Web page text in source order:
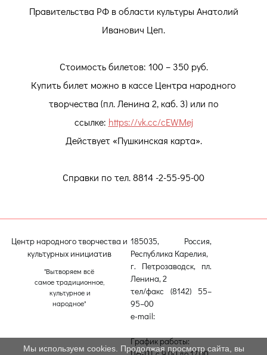
Правительства РФ в области культуры Анатолий
Иванович Цеп.
Стоимость билетов: 100 – 350 руб.
Купить билет можно в кассе Центра народного
творчества (пл. Ленина 2, каб. 3) или по
ссылке: https://vk.cc/cEWMej
Действует «Пушкинская карта».
Справки по тел. 8814 -2-55-95-00
Центр народного творчества и
культурных инициатив
"Вытворяем всё
самое традиционное,
культурное и
народное"
185035, Россия,
Республика Карелия,
г. Петрозаводск, пл.
Ленина, 2
тел/факс (8142) 55–
95–00
e-mail:
График работы:
Мы используем cookies. Продолжая просмотр сайта, вы